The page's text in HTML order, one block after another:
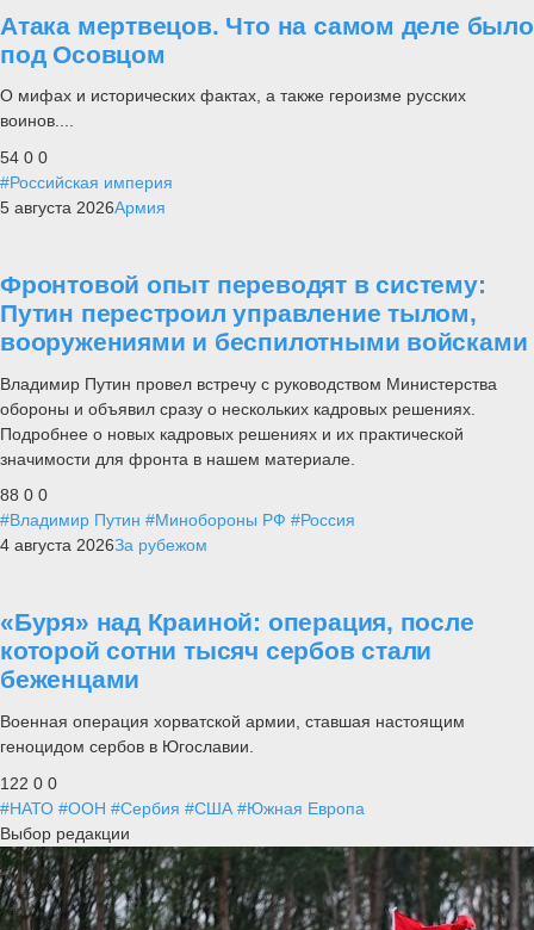
Атака мертвецов. Что на самом деле было
под Осовцом
О мифах и исторических фактах, а также героизме русских
воинов....
54 0 0
#Российская империя
5 августа 2026Армия
Фронтовой опыт переводят в систему:
Путин перестроил управление тылом,
вооружениями и беспилотными войсками
Владимир Путин провел встречу с руководством Министерства
обороны и объявил сразу о нескольких кадровых решениях.
Подробнее о новых кадровых решениях и их практической
значимости для фронта в нашем материале.
88 0 0
#Владимир Путин #Минобороны РФ #Россия
4 августа 2026За рубежом
«Буря» над Краиной: операция, после
которой сотни тысяч сербов стали
беженцами
Военная операция хорватской армии, ставшая настоящим
геноцидом сербов в Югославии.
122 0 0
#НАТО #ООН #Сербия #США #Южная Европа
Выбор редакции